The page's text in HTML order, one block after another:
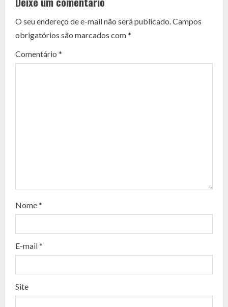
n
t
i
a
d
n
g
O seu endereço de e-mail não será publicado.Campos
obrigatórios são marcados com*
Comentário *
Nome*
E-mail*
Site